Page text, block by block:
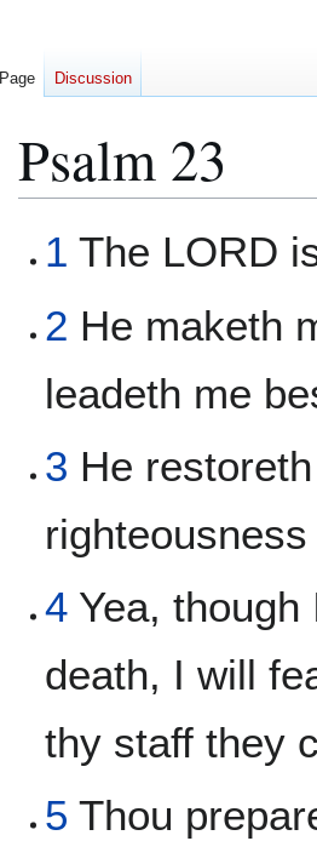
Psalm 23
toto
1 The LORD
2 He maketh
leadeth me
3 He
4 Yea,
death, I will
thy staff they
5 Thou
Page Discussion